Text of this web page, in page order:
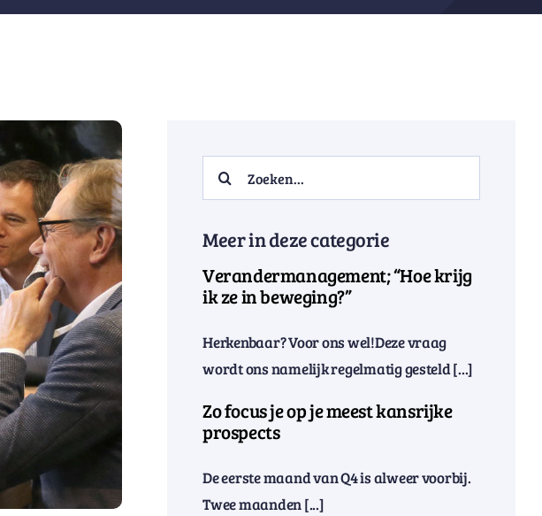
Search
for:
Meer in deze categorie
Verandermanagement; “Hoe krijg
ik ze in beweging?”
Herkenbaar? Voor ons wel!Deze vraag
wordt ons namelijk regelmatig gesteld [...]
Zo focus je op je meest kansrijke
prospects
De eerste maand van Q4 is alweer voorbij.
Twee maanden [...]